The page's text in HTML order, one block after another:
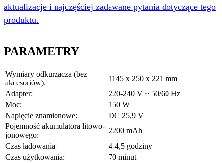
aktualizacje i najczęściej zadawane pytania dotyczące tego
produktu.
PARAMETRY
Wymiary odkurzacza (bez
akcesoriów):
1145 x 250 x 221 mm
Adapter:
220-240 V ~ 50/60 Hz
Moc:
150 W
Napięcie znamionowe:
DC 25,9 V
Pojemność akumulatora litowo-
jonowego:
2200 mAh
Czas ładowania:
4-4,5 godziny
Czas użytkowania:
70 minut